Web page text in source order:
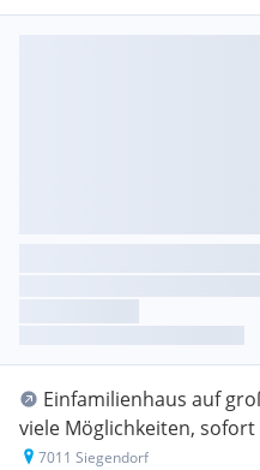
Einfamilienhaus auf
viele Möglichkeiten,
7011 Siegendorf